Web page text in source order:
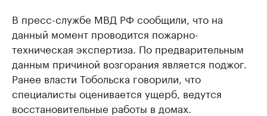
В пресс-службе МВД РФ сообщили, что на
данный момент проводится пожарно-
техническая экспертиза. По предварительным
данным причиной возгорания является поджог.
Ранее власти Тобольска говорили, что
специалисты оценивается ущерб, ведутся
восстановительные работы в домах.